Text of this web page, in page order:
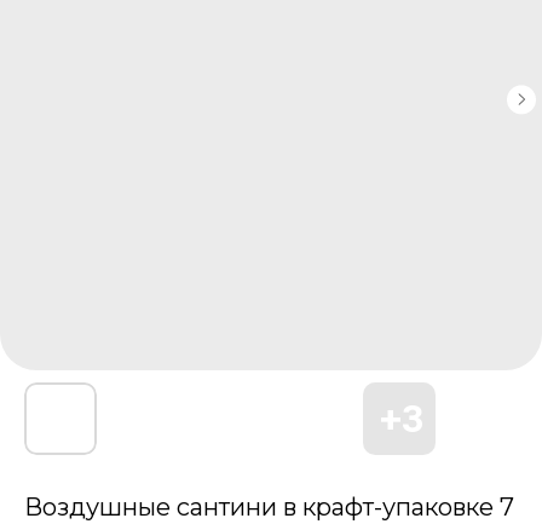
Воздушные сантини в крафт-упаковке 7